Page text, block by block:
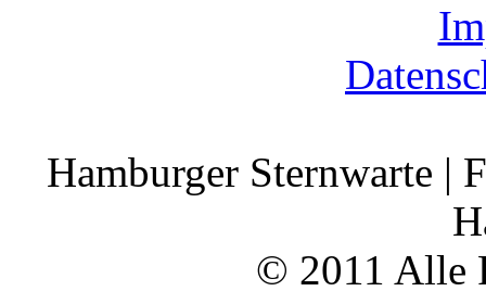
Hamburger Sternwarte |
© 2011 Alle